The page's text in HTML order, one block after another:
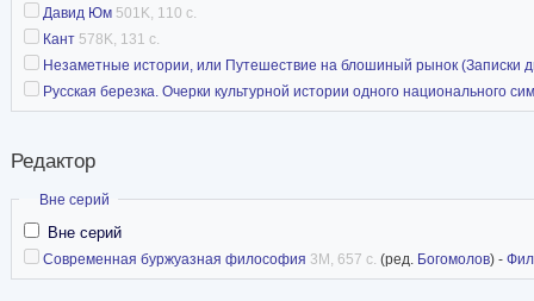
Давид Юм 501K, 110 с.
Кант 578K, 131 с.
Незаметные истории, или Путешествие на блошиный рынок (Записки
Русская березка. Очерки культурной истории одного национального
Редактор
Скрыть
Вне серий
Вне серий
Современная буржуазная философия 3M, 657 с. (ред. Богомолов) -